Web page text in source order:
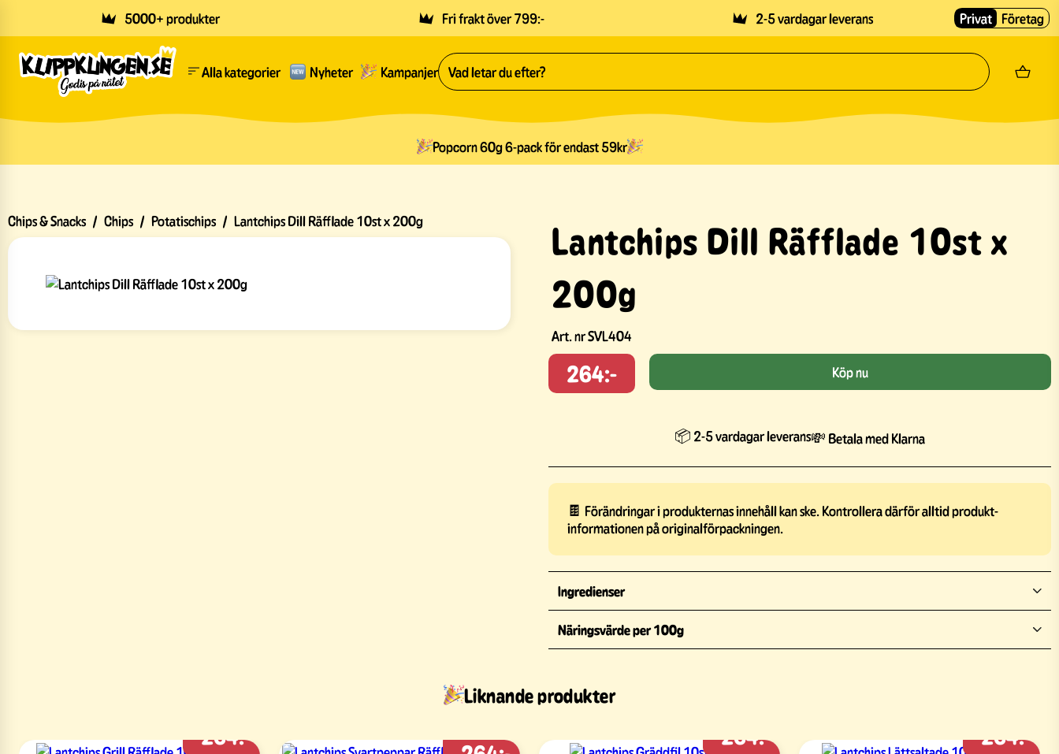
5000+ produkter Fri frakt över 799:- 2-5 vardagar leverans Privat Företag
Alla kategorier Nyheter Kampanjer
Popcorn 60g 6-pack för endast 59kr
Chips & Snacks / Chips / Potatischips / Lantchips Dill Räfflade 10st x 200g
Lantchips Dill Räfflade 10st x
200g
Art. nrSVL404
264:- Köp nu
📦 2-5 vardagar leverans💸 Betala med Klarna
🍫 Förändringar i produkternas innehåll kan ske. Kontrollera därför alltid produkt-
informationen på originalförpackningen.
Ingredienser
Näringsvärde per 100g
Liknande produkter
264:- 264:- 264:-